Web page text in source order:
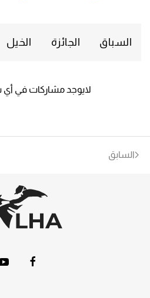
السباق الجائزة الخيل
لايوجد مشاركات في أي
السابق